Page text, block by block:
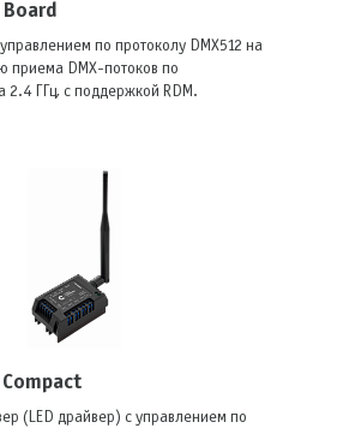
Board
по протоколу DMX512 на
приема DMX-потоков по
2.4 ГГц, с поддержкой RDM.
Compact
(LED драйвер) с управлением по